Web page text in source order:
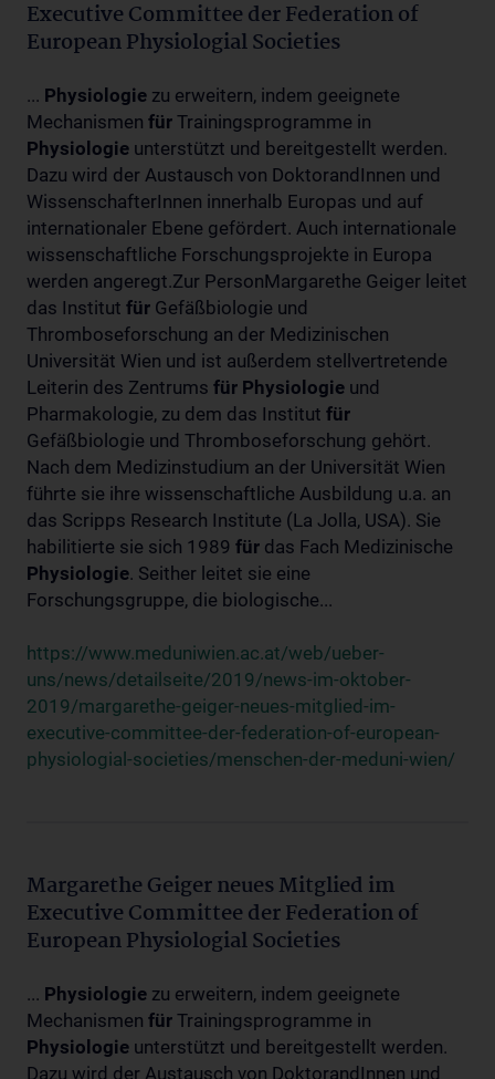
Executive Committee der Federation of
European Physiologial Societies
... Physiologie zu erweitern, indem geeignete
Mechanismen für Trainingsprogramme in
Physiologie unterstützt und bereitgestellt werden.
Dazu wird der Austausch von DoktorandInnen und
WissenschafterInnen innerhalb Europas und auf
internationaler Ebene gefördert. Auch internationale
wissenschaftliche Forschungsprojekte in Europa
werden angeregt.Zur PersonMargarethe Geiger leitet
das Institut für Gefäßbiologie und
Thromboseforschung an der Medizinischen
Universität Wien und ist außerdem stellvertretende
Leiterin des Zentrums für Physiologie und
Pharmakologie, zu dem das Institut für
Gefäßbiologie und Thromboseforschung gehört.
Nach dem Medizinstudium an der Universität Wien
führte sie ihre wissenschaftliche Ausbildung u.a. an
das Scripps Research Institute (La Jolla, USA). Sie
habilitierte sie sich 1989 für das Fach Medizinische
Physiologie. Seither leitet sie eine
Forschungsgruppe, die biologische...
https://www.meduniwien.ac.at/web/ueber-
uns/news/detailseite/2019/news-im-oktober-
2019/margarethe-geiger-neues-mitglied-im-
executive-committee-der-federation-of-european-
physiologial-societies/menschen-der-meduni-wien/
Margarethe Geiger neues Mitglied im
Executive Committee der Federation of
European Physiologial Societies
... Physiologie zu erweitern, indem geeignete
Mechanismen für Trainingsprogramme in
Physiologie unterstützt und bereitgestellt werden.
Dazu wird der Austausch von DoktorandInnen und